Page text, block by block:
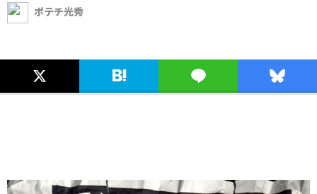
ポテチ光秀